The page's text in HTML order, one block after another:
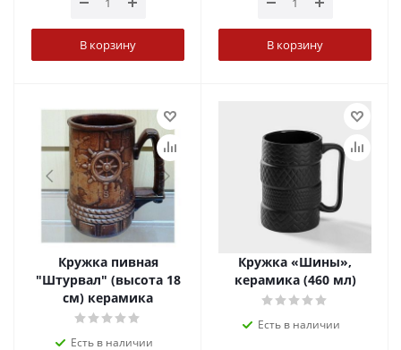
В корзину В корзину
Кружка пивная
"Штурвал" (высота 18
см) керамика
Есть в наличии
Кружка «Шины»,
керамика (460 мл)
Есть в наличии